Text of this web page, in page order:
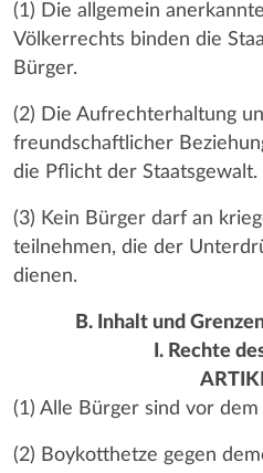
(1) Die allgemein
Völkerrechts binden die
Bürger.
(2) Die Aufrechterhaltung
freundschaftlicher
die Pflicht der Staatsgewalt.
(3) Kein Bürger darf an
teilnehmen, die der
dienen.
B. Inhalt und
I. Rechte
(1) Alle Bürger sind vor
(2) Boykotthetze gegen